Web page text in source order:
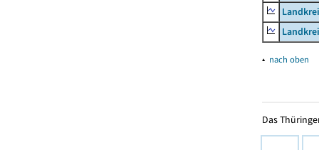
▴ nach oben
Das